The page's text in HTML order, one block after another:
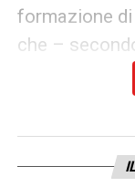
formazione di
che –
sono meritati
seconde
veterano,